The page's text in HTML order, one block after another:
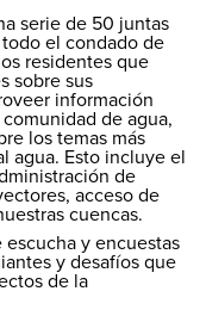
serie de 50 juntas
el condado de
residentes que
sobre sus
información
de agua,
los temas más
agua. Esto incluye el
de
acceso de
cuencas.
escucha y encuestas
y desafíos que
de la